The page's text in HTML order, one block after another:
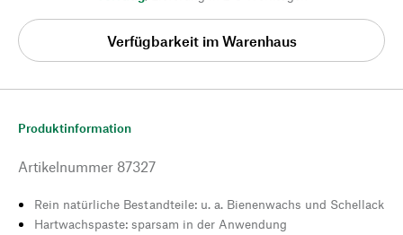
Verfügbarkeit im Warenhaus
Produktinformation
Artikelnummer 87327
Rein natürliche Bestandteile: u. a. Bienenwachs und Schellack
Hartwachspaste: sparsam in der Anwendung